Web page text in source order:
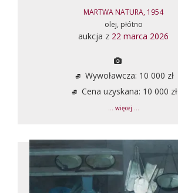
MARTWA NATURA, 1954
olej, płótno
aukcja z 22 marca 2026
Wywoławcza: 10 000 zł
Cena uzyskana: 10 000 zł
... więcej ...